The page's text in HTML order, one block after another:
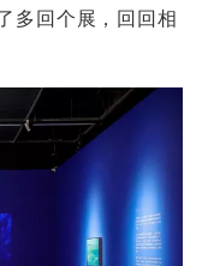
多回个展，回回相